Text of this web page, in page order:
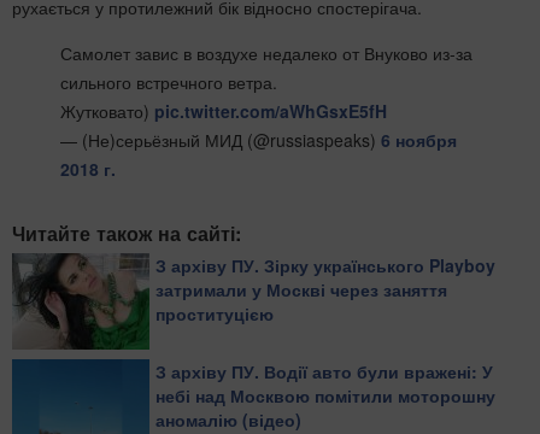
рухається у протилежний бік відносно спостерігача.
Самолет завис в воздухе недалеко от Внуково из-за
сильного встречного ветра.
Жутковато) pic.twitter.com/aWhGsxE5fH
— (Не)серьёзный МИД (@russiaspeaks) 6 ноября
2018 г.
Читайте також на сайті:
З архіву ПУ. Зірку українського Playboy
затримали у Москві через заняття
проституцією
З архіву ПУ. Водії авто були вражені: У
небі над Москвою помітили моторошну
аномалію (відео)